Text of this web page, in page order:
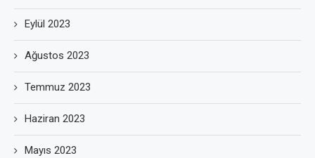
Eylül 2023
Ağustos 2023
Temmuz 2023
Haziran 2023
Mayıs 2023